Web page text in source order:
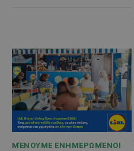
ΜΈΝΟΥΜΕ ΕΝΗΜΕΡΩΜΈΝΟΙ